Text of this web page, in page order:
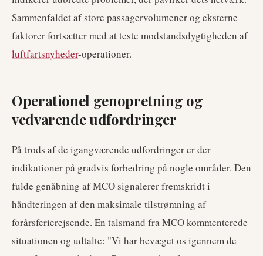
Sammenfaldet af store passagervolumener og eksterne
faktorer fortsætter med at teste modstandsdygtigheden af
luftfartsnyheder-operationer.
Operationel genopretning og
vedvarende udfordringer
På trods af de igangværende udfordringer er der
indikationer på gradvis forbedring på nogle områder. Den
fulde genåbning af MCO signalerer fremskridt i
håndteringen af den maksimale tilstrømning af
forårsferierejsende. En talsmand fra MCO kommenterede
situationen og udtalte: "Vi har bevæget os igennem de